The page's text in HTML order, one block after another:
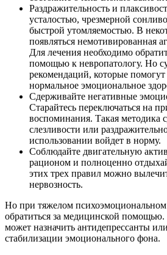
Раздражительность и
усталостью, чрезмерной
быстрой утомляемостью. В
появляться немотивированная
Для лечения необходимо
помощью к невропатологу. Но
рекомендаций, которые помогут
нормальное эмоциональное
Сдерживайте негативные
Старайтесь переключаться на
воспоминания. Такая методика
слезливости или
использовании войдет в норму.
Соблюдайте двигательную
рационом и полноценно
этих трех правил можно
нервозность.
Но при тяжелом
обратиться за медицинской помощью.
может назначить антидепрессанты
стабилизации эмоционального фона.